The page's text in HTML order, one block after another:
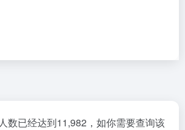
数已经达到11,982，如你需要查询该